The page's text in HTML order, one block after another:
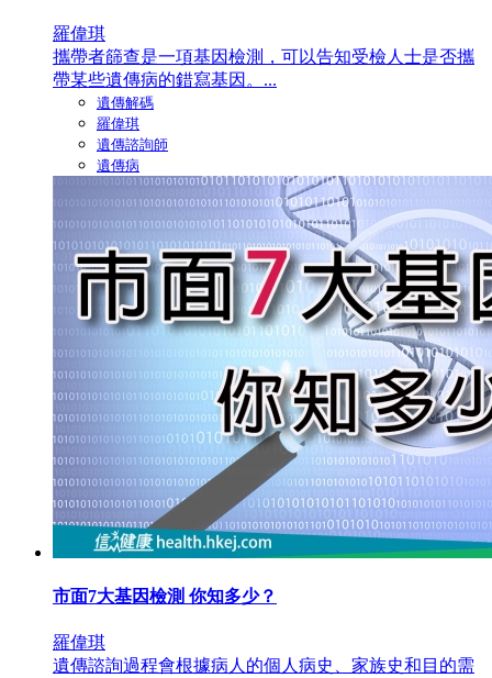
羅偉琪
攜帶者篩查是一項基因檢測，可以告知受檢人士是否攜
帶某些遺傳病的錯寫基因。...
遺傳解碼
羅偉琪
遺傳諮詢師
遺傳病
市面7大基因檢測 你知多少？
羅偉琪
遺傳諮詢過程會根據病人的個人病史、家族史和目的需